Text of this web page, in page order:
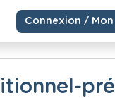
Connexion /